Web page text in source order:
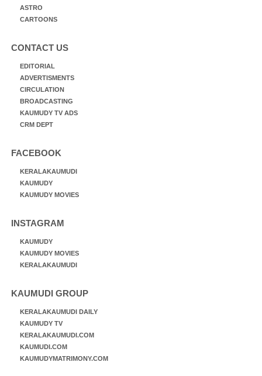
ASTRO
CARTOONS
CONTACT US
EDITORIAL
ADVERTISMENTS
CIRCULATION
BROADCASTING
KAUMUDY TV ADS
CRM DEPT
FACEBOOK
KERALAKAUMUDI
KAUMUDY
KAUMUDY MOVIES
INSTAGRAM
KAUMUDY
KAUMUDY MOVIES
KERALAKAUMUDI
KAUMUDI GROUP
KERALAKAUMUDI DAILY
KAUMUDY TV
KERALAKAUMUDI.COM
KAUMUDI.COM
KAUMUDYMATRIMONY.COM